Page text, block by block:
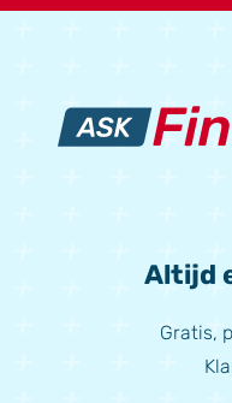
Altijd
Gratis,